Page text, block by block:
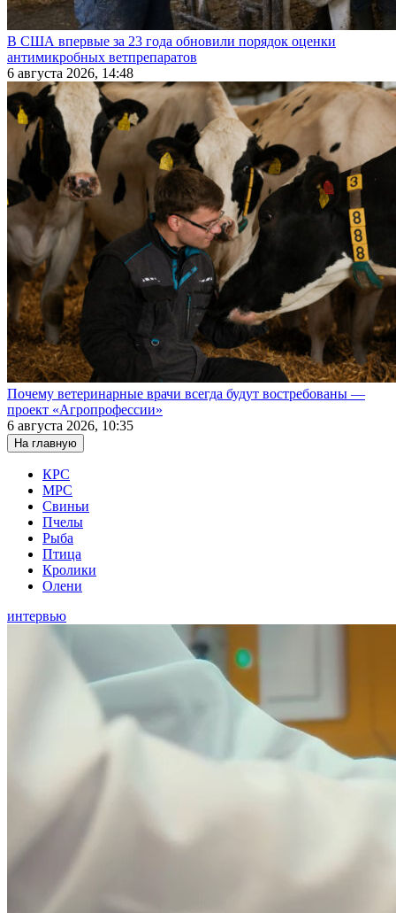
В США впервые за 23 года обновили порядок оценки
антимикробных ветпрепаратов
6 августа 2026, 14:48
Почему ветеринарные врачи всегда будут востребованы —
проект «Агропрофессии»
6 августа 2026, 10:35
На главную
КРС
МРС
Свиньи
Пчелы
Рыба
Птица
Кролики
Олени
интервью